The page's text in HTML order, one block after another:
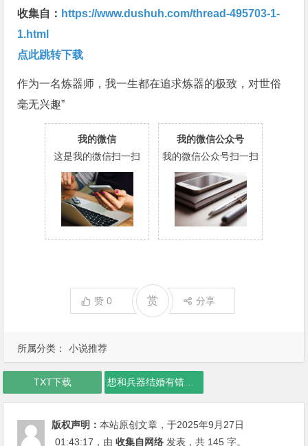
所属分类： 小说推荐
收集自： https://www.dushuh.com/thread-495703-1-
1.html
点此跳转下载
作为一名炼器师，我一生都在追求炼器的极致，对世俗
毫无兴趣”
我的微信
这是我的微信扫一扫
我的微信公众号
我的微信公众号扫一扫
赞0 赏 分享
TXT下载 想和兵器结婚有错吗下载
版权声明：本站原创文章，于2025年9月27日
01:43:17 ，由收集自网络 发表，共 145 字。